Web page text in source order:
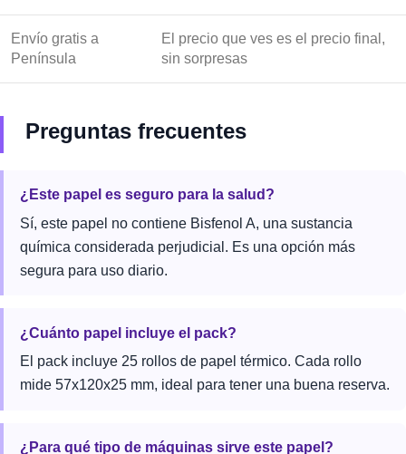
Envío gratis a
Península
El precio que ves es el precio final,
sin sorpresas
Preguntas frecuentes
¿Este papel es seguro para la salud?
Sí, este papel no contiene Bisfenol A, una sustancia
química considerada perjudicial. Es una opción más
segura para uso diario.
¿Cuánto papel incluye el pack?
El pack incluye 25 rollos de papel térmico. Cada rollo
mide 57x120x25 mm, ideal para tener una buena reserva.
¿Para qué tipo de máquinas sirve este papel?